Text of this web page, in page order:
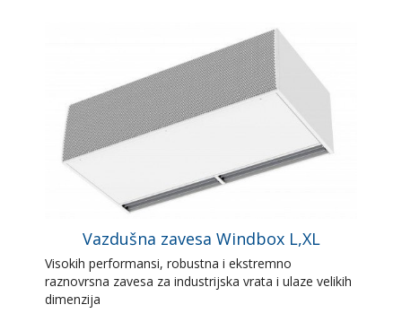
Vazdušna zavesa Windbox L,XL
Visokih performansi, robustna i ekstremno
raznovrsna zavesa za industrijska vrata i ulaze velikih
dimenzija